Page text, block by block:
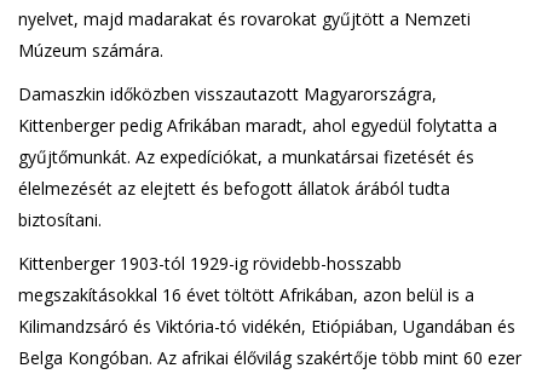
nyelvet, majd madarakat és rovarokat gyűjtött a Nemzeti
Múzeum számára.
Damaszkin időközben visszautazott Magyarországra,
Kittenberger pedig Afrikában maradt, ahol egyedül folytatta a
gyűjtőmunkát. Az expedíciókat, a munkatársai fizetését és
élelmezését az elejtett és befogott állatok árából tudta
biztosítani.
Kittenberger 1903-tól 1929-ig rövidebb-hosszabb
megszakításokkal 16 évet töltött Afrikában, azon belül is a
Kilimandzsáró és Viktória-tó vidékén, Etiópiában, Ugandában és
Belga Kongóban. Az afrikai élővilág szakértője több mint 60 ezer